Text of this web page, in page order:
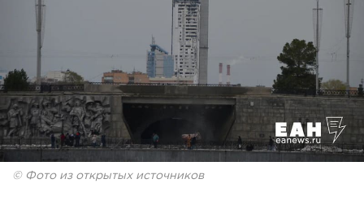
© Фото из открытых источников